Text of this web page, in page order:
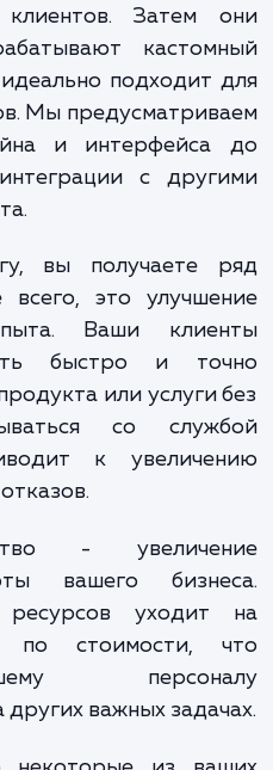
работу с
его
клиентов. Затем
идеально подходит
Мы
и
интеграции с
вы получаете
всего, это
опыта. Ваши
быстро и
продукта или услуги